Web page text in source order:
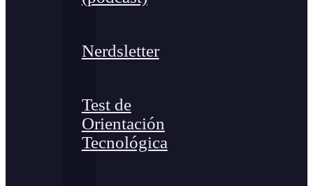
Nerdsletter
Test de
Orientación
Tecnológica